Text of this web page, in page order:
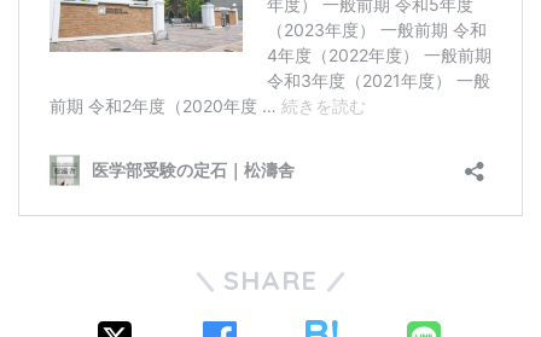
SHARE